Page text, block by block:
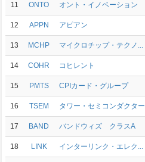
11 ONTO オント・イノベーション
12 APPN アピアン
13 MCHP マイクロチップ・テクノ...
14 COHR コヒレント
15 PMTS CPIカード・グループ
16 TSEM タワー・セミコンダクター
17 BAND バンドウィズ クラスA
18 LINK インターリンク・エレク...